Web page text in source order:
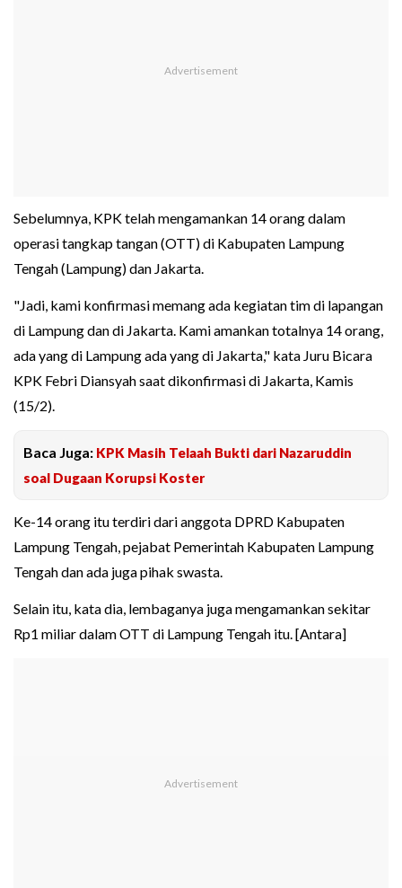
Sebelumnya, KPK telah mengamankan 14 orang dalam
operasi tangkap tangan (OTT) di Kabupaten Lampung
Tengah (Lampung) dan Jakarta.
"Jadi, kami konfirmasi memang ada kegiatan tim di lapangan
di Lampung dan di Jakarta. Kami amankan totalnya 14 orang,
ada yang di Lampung ada yang di Jakarta," kata Juru Bicara
KPK Febri Diansyah saat dikonfirmasi di Jakarta, Kamis
(15/2).
Baca Juga: KPK Masih Telaah Bukti dari Nazaruddin
soal Dugaan Korupsi Koster
Ke-14 orang itu terdiri dari anggota DPRD Kabupaten
Lampung Tengah, pejabat Pemerintah Kabupaten Lampung
Tengah dan ada juga pihak swasta.
Selain itu, kata dia, lembaganya juga mengamankan sekitar
Rp1 miliar dalam OTT di Lampung Tengah itu. [Antara]